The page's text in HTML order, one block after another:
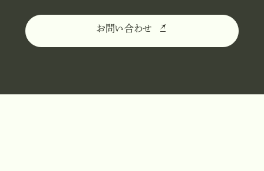
お問い合わせ
お問い合わせ